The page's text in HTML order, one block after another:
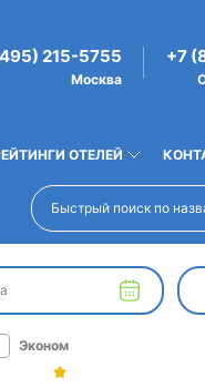
215-5755
Москва
+7
ОТЕЛЕЙ
Эконом